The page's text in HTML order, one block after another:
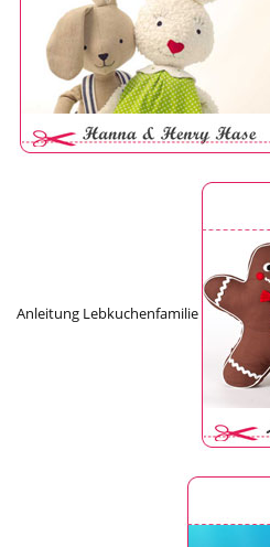
Anleitung Lebkuchenfamilie